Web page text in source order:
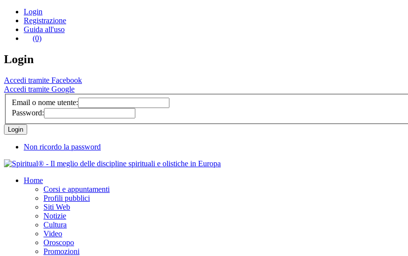
Login
Registrazione
Guida all'uso
(0)
Login
Accedi tramite Facebook
Accedi tramite Google
Email o nome utente:
Password:
Non ricordo la password
Home
Corsi e appuntamenti
Profili pubblici
Siti Web
Notizie
Cultura
Video
Oroscopo
Promozioni